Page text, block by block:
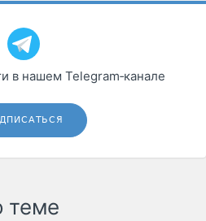
в нашем Telegram‑канале
теме